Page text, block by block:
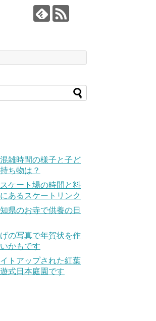
雑時間の様子と子ど
ち物は？
ケート場の時間と料
あるスケートリンク
県のお寺で供養の日
の写真で年賀状を作
かもです
トアップされた紅葉
式日本庭園です